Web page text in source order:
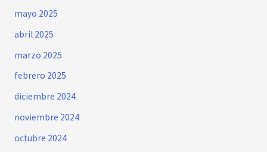
mayo 2025
abril 2025
marzo 2025
febrero 2025
diciembre 2024
noviembre 2024
octubre 2024